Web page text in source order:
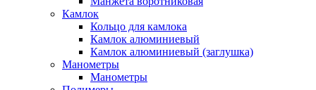
Камлок
Кольцо для камлока
Камлок алюминиевый
Камлок алюминиевый (заглушка)
Манометры
Манометры